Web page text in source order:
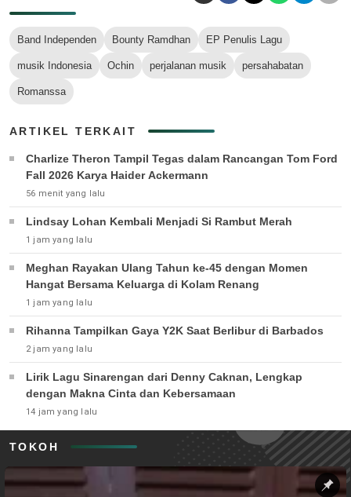
Band Independen Bounty Ramdhan EP Penulis Lagu
musik Indonesia Ochin perjalanan musik persahabatan
Romanssa
ARTIKEL TERKAIT
Charlize Theron Tampil Tegas dalam Rancangan Tom Ford
Fall 2026 Karya Haider Ackermann
56 menit yang lalu
Lindsay Lohan Kembali Menjadi Si Rambut Merah
1 jam yang lalu
Meghan Rayakan Ulang Tahun ke-45 dengan Momen
Hangat Bersama Keluarga di Kolam Renang
1 jam yang lalu
Rihanna Tampilkan Gaya Y2K Saat Berlibur di Barbados
2 jam yang lalu
Lirik Lagu Sinarengan dari Denny Caknan, Lengkap
dengan Makna Cinta dan Kebersamaan
14 jam yang lalu
TOKOH